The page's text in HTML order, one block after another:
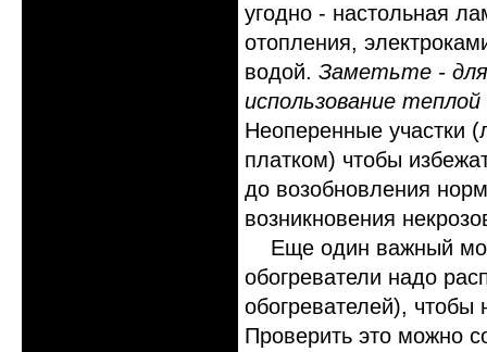
угодно - настольная
отопления,
водой. Заметьте - для
использование
Неоперенные участки
платком) чтобы
до возобновления
возникновения
Еще один важный
обогреватели надо
обогревателей),
Проверить это можно